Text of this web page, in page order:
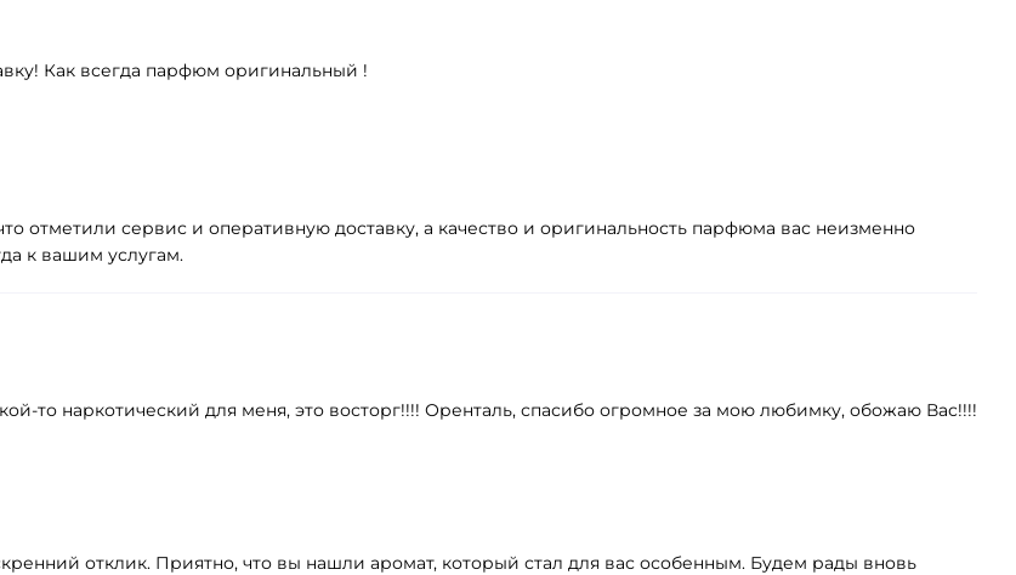
Как всегда парфюм оригинальный !
отметили сервис и оперативную доставку, а качество и оригинальность парфюма вас неизменно
к вашим услугам.
то наркотический для меня, это восторг!!!! Оренталь, спасибо огромное за мою любимку, обожаю Вас!!!!
отклик. Приятно, что вы нашли аромат, который стал для вас особенным. Будем рады вновь